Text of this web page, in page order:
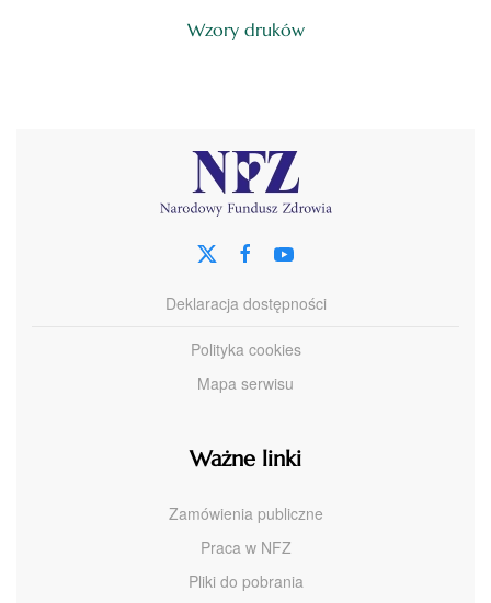
Wzory druków
Deklaracja dostępności
Polityka cookies
Mapa serwisu
Ważne linki
Zamówienia publiczne
Praca w NFZ
Pliki do pobrania